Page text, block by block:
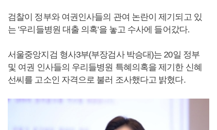
검찰이 정부와 여권인사들의 관여 논란이 제기되고 있
는 '우리들병원 대출 의혹'을 놓고 수사에 들어갔다.
서울중앙지검 형사3부(부장검사 박승대)는 20일 정부
및 여권 인사들의 우리들병원 특혜의혹을 제기한 신혜
선씨를 고소인 자격으로 불러 조사했다고 밝혔다.